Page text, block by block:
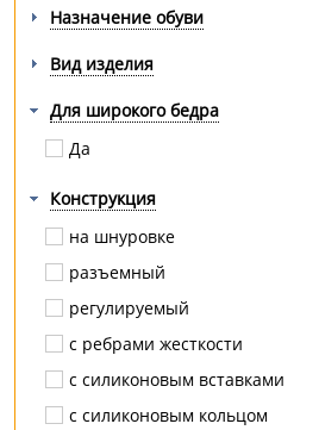
Назначение обуви
Вид изделия
Для широкого бедра
Да
Конструкция
на шнуровке
разъемный
регулируемый
с ребрами жесткости
с силиконовым вставками
с силиконовым кольцом